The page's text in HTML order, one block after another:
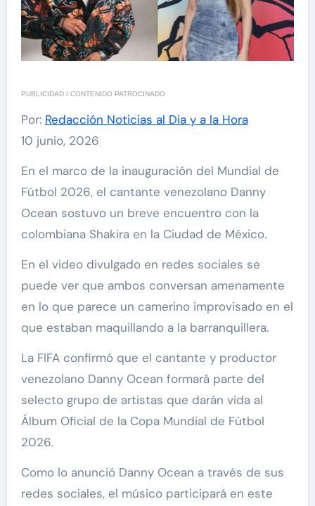
PUBLICIDAD / CONTENIDO PATROCINADO
Por: Redacción Noticias al Dia y a la Hora
10 junio, 2026
En el marco de la inauguración del Mundial de
Fútbol 2026, el cantante venezolano Danny
Ocean sostuvo un breve encuentro con la
colombiana Shakira en la Ciudad de México.
En el video divulgado en redes sociales se
puede ver que ambos conversan amenamente
en lo que parece un camerino improvisado en el
que estaban maquillando a la barranquillera.
La FIFA confirmó que el cantante y productor
venezolano Danny Ocean formará parte del
selecto grupo de artistas que darán vida al
Álbum Oficial de la Copa Mundial de Fútbol
2026.
Como lo anunció Danny Ocean a través de sus
redes sociales, el músico participará en este